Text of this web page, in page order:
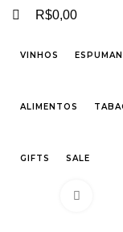
R$0,00
VINHOS
ALIMENTOS
GIFTS SALE